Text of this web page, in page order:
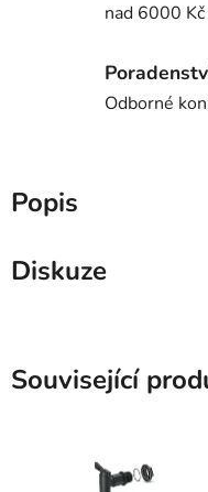
nad 6000
Odborné
Popis
Diskuze
Související